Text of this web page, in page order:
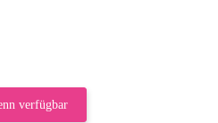
verfügbar